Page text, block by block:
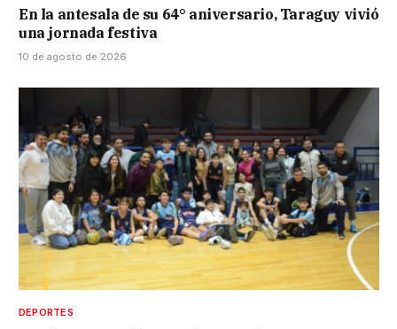
En la antesala de su 64° aniversario, Taraguy vivió
una jornada festiva
10 de agosto de 2026
DEPORTES